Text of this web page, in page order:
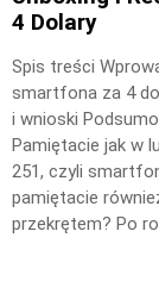
4 Dolary
Spis treści
smartfona za 4
i wnioski
Pamiętacie jak w
251, czyli
pamiętacie
przekrętem? Po